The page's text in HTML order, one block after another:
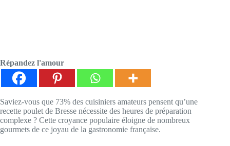
Répandez l'amour
Saviez-vous que 73% des cuisiniers amateurs pensent qu’une
recette poulet de Bresse nécessite des heures de préparation
complexe ? Cette croyance populaire éloigne de nombreux
gourmets de ce joyau de la gastronomie française.